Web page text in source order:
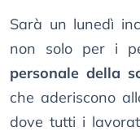
Sarà un lunedì
non solo per i
personale della
che aderiscono
dove tutti i